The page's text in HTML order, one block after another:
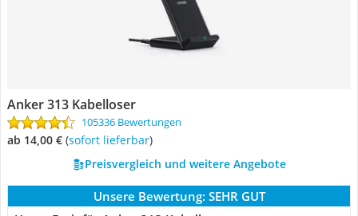
Anker 313 Kabelloser
105336 Bewertungen
ab 14,00 € ( Sofort lieferbar)
Preisvergleich und weitere Angebote
Unsere Bewertung: SEHR GUT